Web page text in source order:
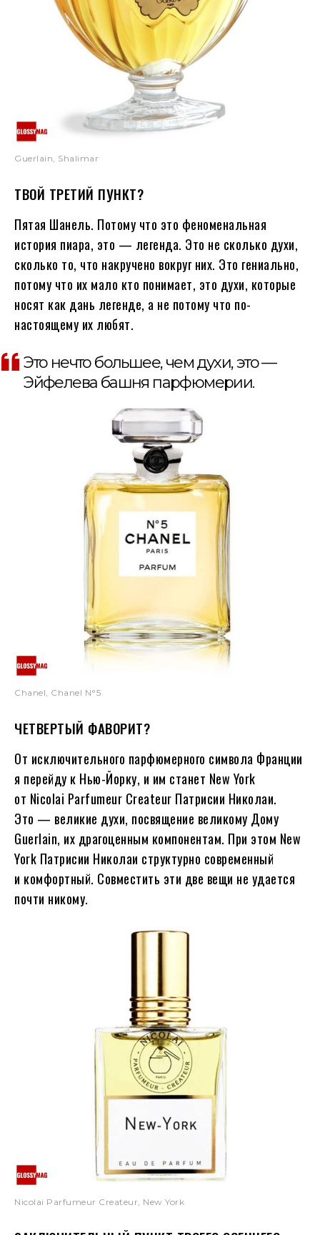
Guerlain, Shalimar
ТВОЙ ТРЕТИЙ ПУНКТ?
Пятая Шанель. Потому что это феноменальная
история пиара, это — легенда. Это не сколько духи,
сколько то, что накручено вокруг них. Это гениально,
потому что их мало кто понимает, это духи, которые
носят как дань легенде, а не потому что по-
настоящему их любят.
Это нечто большее, чем духи, это —
Эйфелева башня парфюмерии.
Chanel, Chanel N°5
ЧЕТВЕРТЫЙ ФАВОРИТ?
От исключительного парфюмерного символа Франции
я перейду к Нью-Йорку, и им станет New York
от Nicolai Parfumeur Createur Патрисии Николаи.
Это — великие духи, посвящение великому Дому
Guerlain, их драгоценным компонентам. При этом New
York Патрисии Николаи структурно современный
и комфортный. Совместить эти две вещи не удается
почти никому.
Nicolai Parfumeur Createur, New York